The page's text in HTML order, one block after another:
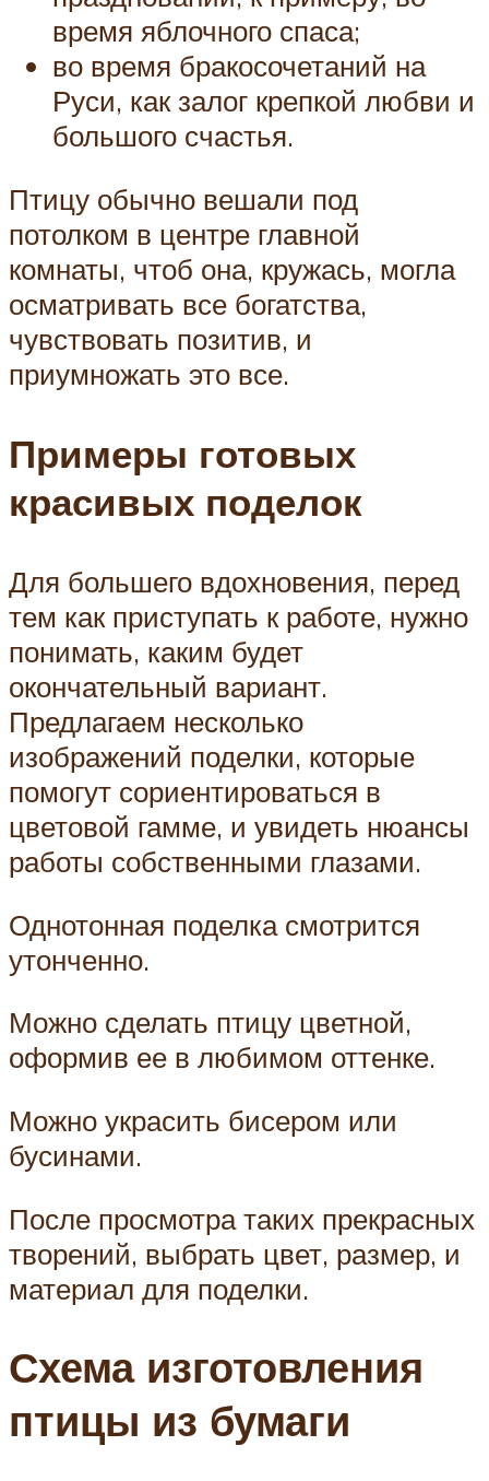
время яблочного спаса;
во время бракосочетаний на
Руси, как залог крепкой любви и
большого счастья.
Птицу обычно вешали под
потолком в центре главной
комнаты, чтоб она, кружась, могла
осматривать все богатства,
чувствовать позитив, и
приумножать это все.
Примеры готовых
красивых поделок
Для большего вдохновения, перед
тем как приступать к работе, нужно
понимать, каким будет
окончательный вариант.
Предлагаем несколько
изображений поделки, которые
помогут сориентироваться в
цветовой гамме, и увидеть нюансы
работы собственными глазами.
Однотонная поделка смотрится
утонченно.
Можно сделать птицу цветной,
оформив ее в любимом оттенке.
Можно украсить бисером или
бусинами.
После просмотра таких прекрасных
творений, выбрать цвет, размер, и
материал для поделки.
Схема изготовления
птицы из бумаги